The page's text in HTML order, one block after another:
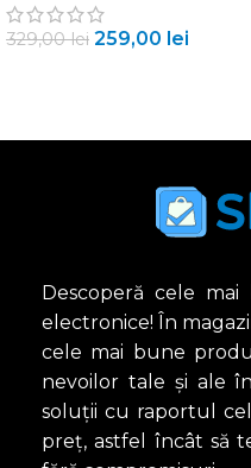
329,00lei 259,00 lei
Descoperă cele
electronice! În
cele mai bune
nevoilor tale și ale
soluții cu raportul
preț, astfel încât să